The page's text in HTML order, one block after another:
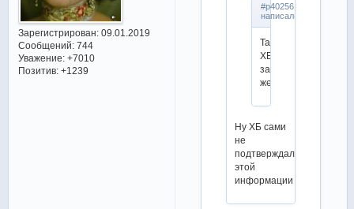
Зарегистрирован: 09.01.2019
Сообщений:744
Уважение: +7010
Позитив: +1239
#p4025612,RubyRub
написал(а):
Так
ХБ
закончили
же
Ну ХБ сами
не
подтверждали
этой
информации